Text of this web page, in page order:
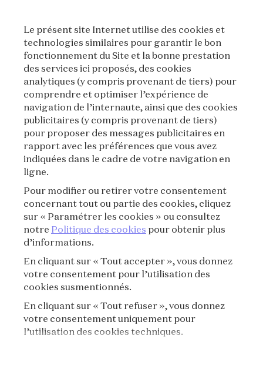
VAN CLEEF & ARPELS
MENTIONS LÉGALES
CONDITIONS GÉNÉRALES DE VENTE
CONDITIONS D'UTILISATION
POLITIQUE DE CONFIDENTIALITÉ
CRÉDITS
CONTACT
FAQ
RÈGLEMENT DE VISITE
Le présent site Internet utilise des cookies et
technologies similaires pour garantir le bon
fonctionnement du Site et la bonne prestation
des services ici proposés, des cookies
analytiques (y compris provenant de tiers) pour
comprendre et optimiser l’expérience de
navigation de l’internaute, ainsi que des cookies
publicitaires (y compris provenant de tiers)
pour proposer des messages publicitaires en
rapport avec les préférences que vous avez
indiquées dans le cadre de votre navigation en
ligne.
Pour modifier ou retirer votre consentement
concernant tout ou partie des cookies, cliquez
sur « Paramétrer les cookies » ou consultez
notre Politique des cookies pour obtenir plus
d’informations.
En cliquant sur « Tout accepter », vous donnez
votre consentement pour l’utilisation des
cookies susmentionnés.
En cliquant sur « Tout refuser », vous donnez
votre consentement uniquement pour
l’utilisation des cookies techniques.